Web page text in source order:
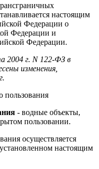
настоящим
Федерации о
Федерации и
Федерации.
2004 г. N 122-ФЗ в
изменения,
пользования
- водные объекты,
пользовании.
осуществляется
настоящим